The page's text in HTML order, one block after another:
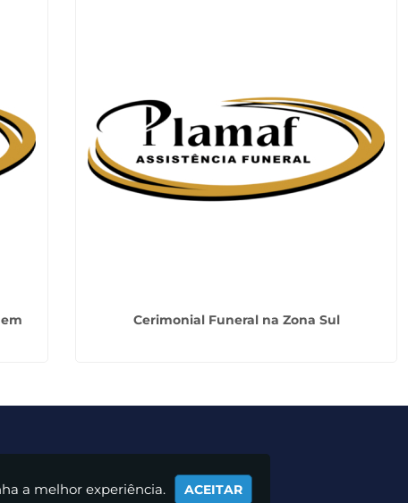
Cerimonial Funeral na Zona Sul
Nossos Horários
a melhor experiência. ACEITAR